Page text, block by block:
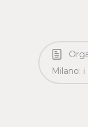
Milano: